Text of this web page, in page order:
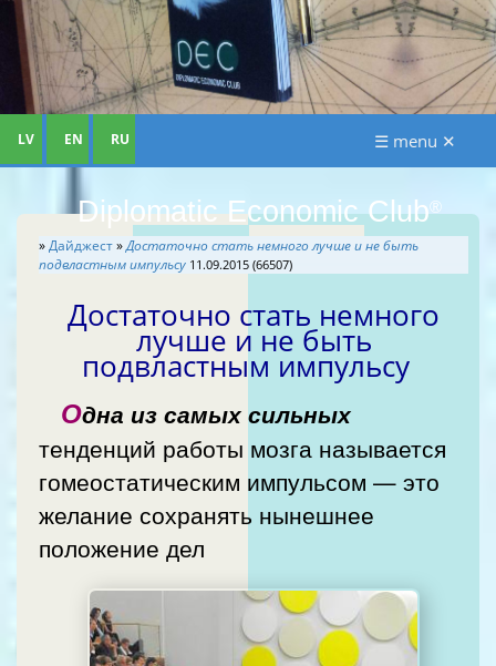
Diplomatic Economic Club®
LV EN RU ☰ menu ✕
»Дайджест»Достаточно стать немного лучше и не быть
подвластным импульсу 11.09.2015 (66507)
Достаточно стать немного
лучше и не быть
подвластным импульсу
Одна из самых сильных
тенденций работы мозга называется
гомеостатическим импульсом — это
желание сохранять нынешнее
положение дел